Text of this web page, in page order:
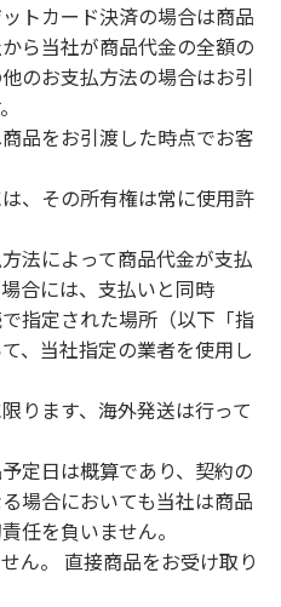
トカード決済の場合は商品
ら当社が商品代金の全額の
のお支払方法の場合はお引
品をお引渡した時点でお客
、その所有権は常に使用許
法によって商品代金が支払
合には、支払いと同時
指定された場所（以下「指
、当社指定の業者を使用し
ります、海外発送は行って
定日は概算であり、契約の
場合においても当社は商品
任を負いません。
ん。 直接商品をお受け取り